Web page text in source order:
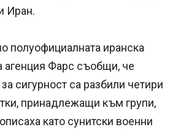
Иран.
полуофициалната иранска
агенция Фарс съобщи, че
сигурност са разбили четири
принадлежащи към групи,
като сунитски военни